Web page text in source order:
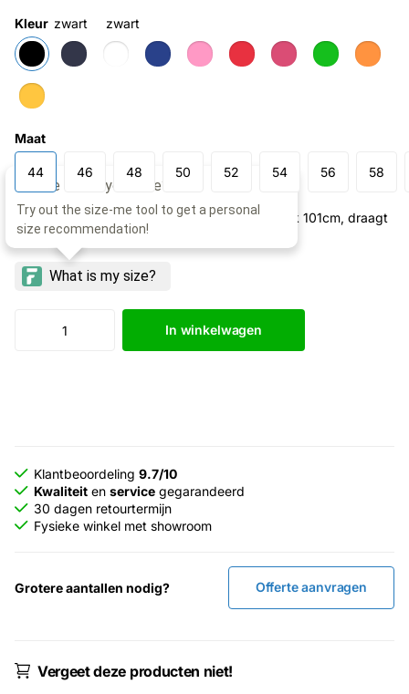
Kleur zwart zwart
Maat
44 46 48 50 52 54 56 58
Model: 193cm lang, taille 85cm, borstomtrek 101cm, draagt
maat 50
In winkelwagen
Klantbeoordeling 9.7/10
Kwaliteit en service gegarandeerd
30 dagen retourtermijn
Fysieke winkel met showroom
Grotere aantallen nodig? Offerte aanvragen
Vergeet deze producten niet!